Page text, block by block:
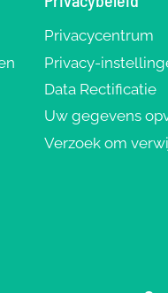
Privacycentrum
Privacy-
Data Rectificatie
Uw gegevens
Verzoek om